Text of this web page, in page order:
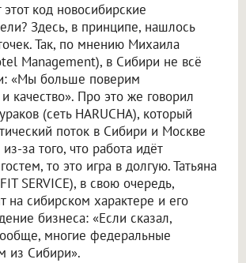
код новосибирские
Здесь, в принципе, нашлось
Так, по мнению Михаила
Management), в Сибири не всё
«Мы больше поверим
качество». Про это же говорил
(сеть HARUCHA), который
поток в Сибири и Москве
за того, что работа идёт
то это игра в долгую. Татьяна
SERVICE), в свою очередь,
на сибирском характере и его
бизнеса: «Если сказал,
многие федеральные
из Сибири».